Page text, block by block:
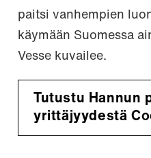
paitsi vanhempien
käymään Suomessa
Vesse kuvailee.
Tutustu Hannun
yrittäjyydestä